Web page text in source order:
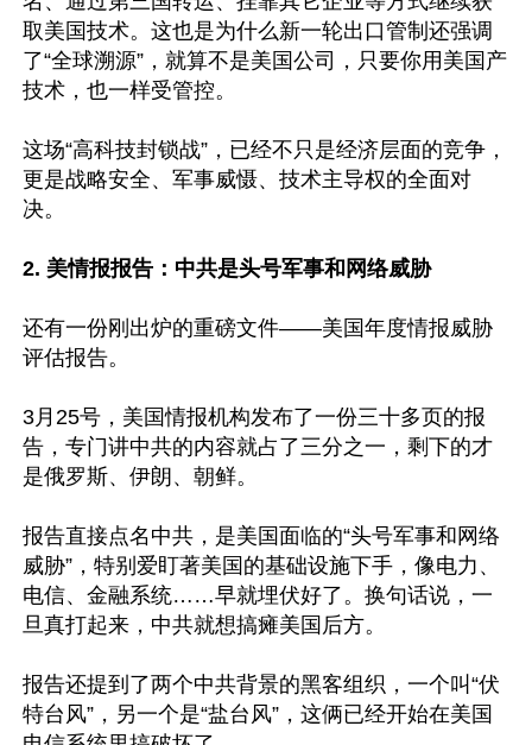
取美国技术。这也是为什么新一轮出口管制还强调
了“全球溯源”，就算不是美国公司，只要你用美国产
技术，也一样受管控。
这场“高科技封锁战”，已经不只是经济层面的竞争，
更是战略安全、军事威慑、技术主导权的全面对
决。
2. 美情报报告：中共是头号军事和网络威胁
还有一份刚出炉的重磅文件——美国年度情报威胁
评估报告。
3月25号，美国情报机构发布了一份三十多页的报
告，专门讲中共的内容就占了三分之一，剩下的才
是俄罗斯、伊朗、朝鲜。
报告直接点名中共，是美国面临的“头号军事和网络
威胁”，特别爱盯著美国的基础设施下手，像电力、
电信、金融系统……早就埋伏好了。换句话说，一
旦真打起来，中共就想搞瘫美国后方。
报告还提到了两个中共背景的黑客组织，一个叫“伏
特台风”，另一个是“盐台风”，这俩已经开始在美国